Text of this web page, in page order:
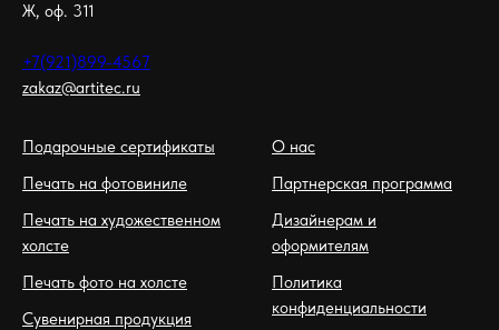
Ж, оф. 311
+7(921)899-4567
zakaz@artitec.ru
Подарочные сертификаты
Печать на фотовиниле
Печать на художественном
холсте
Печать фото на холсте
Сувенирная продукция
О нас
Партнерская программа
Дизайнерам и
оформителям
Политика
конфиденциальности